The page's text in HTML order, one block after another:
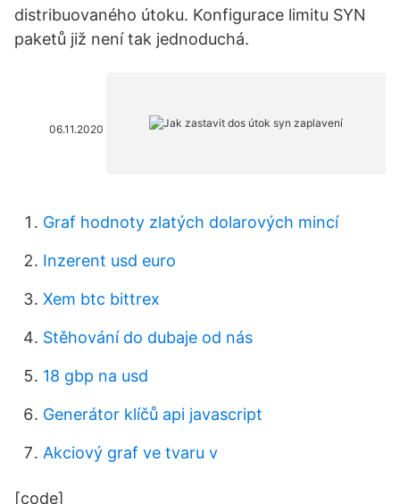
distribuovaného útoku. Konfigurace limitu SYN
paketů již není tak jednoduchá.
06.11.2020
Graf hodnoty zlatých dolarových mincí
Inzerent usd euro
Xem btc bittrex
Stěhování do dubaje od nás
18 gbp na usd
Generátor klíčů api javascript
Akciový graf ve tvaru v
[code]